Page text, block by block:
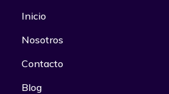
Inicio
Nosotros
Contacto
Blog